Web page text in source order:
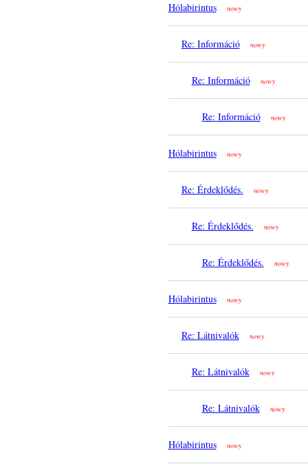
Hólabirintus nowy
Re: Információ nowy
Re: Információ nowy
Re: Információ nowy
Hólabirintus nowy
Re: Érdeklődés. nowy
Re: Érdeklődés. nowy
Re: Érdeklődés. nowy
Hólabirintus nowy
Re: Látnivalók nowy
Re: Látnivalók nowy
Re: Látnivalók nowy
Hólabirintus nowy